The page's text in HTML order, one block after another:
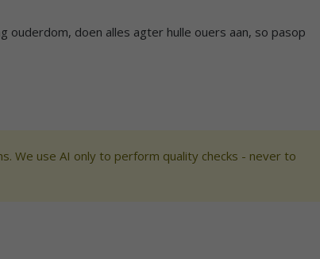
ouderdom, doen alles agter hulle ouers aan, so pasop
We use AI only to perform quality checks - never to